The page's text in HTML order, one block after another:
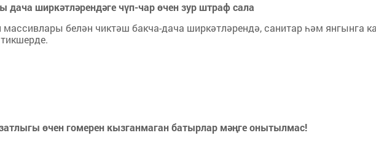
ширкәтләрендәге чүп-чар өчен зур штраф сала
белән чиктәш бакча-дача ширкәтләрендә, санитар һәм янгынга
өчен гомерен кызганмаган батырлар мәңге онытылмас!